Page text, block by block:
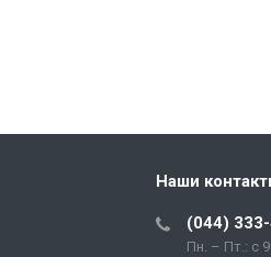
Наши
(044)
Пн. – Пт.: с